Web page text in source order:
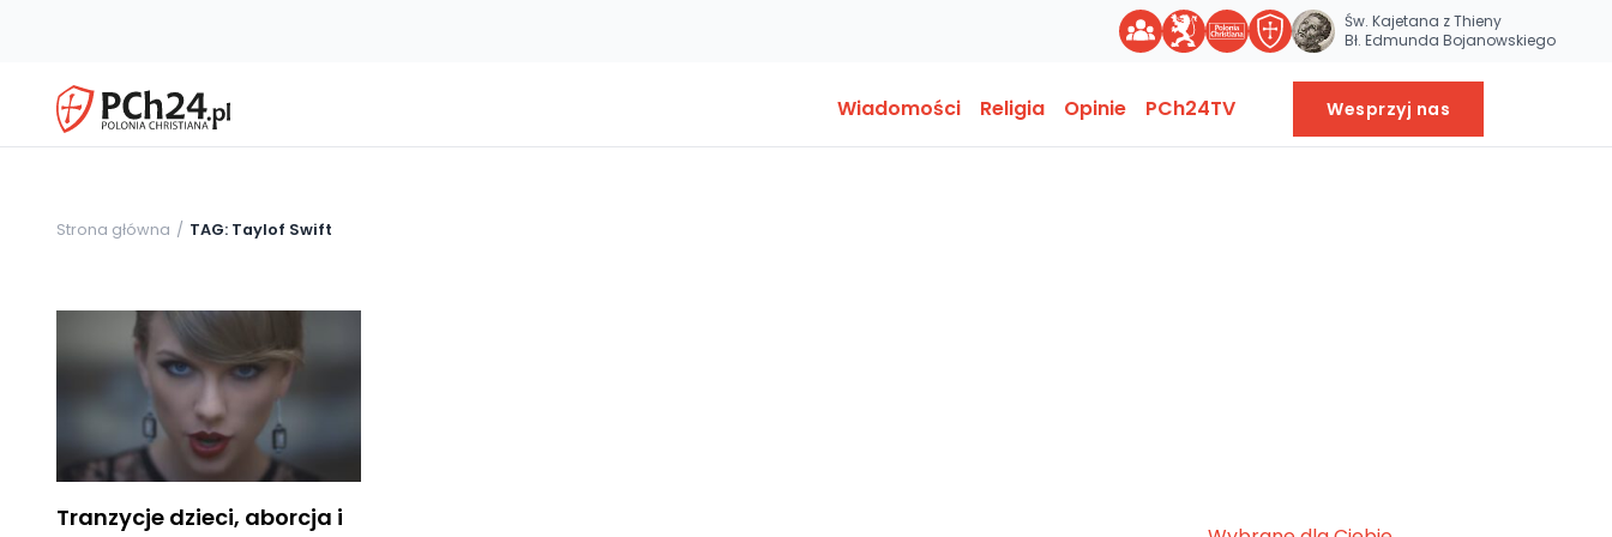
Św. Kajetana z Thieny
Bł. Edmunda Bojanowskiego
Wiadomości Religia Opinie PCh24TV Wesprzyj nas
Strona główna TAG: Taylof Swift
Tranzycje dzieci, aborcja i